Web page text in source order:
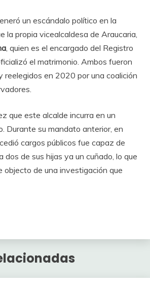
un escándalo político en la
la propia vicealcaldesa de Araucaria,
, quien es el encargado del Registro
el matrimonio. Ambos fueron
reelegidos en 2020 por una coalición
que este alcalde incurra en un
Durante su mandato anterior, en
cargos públicos fue capaz de
dos de sus hijas ya un cuñado, lo que
objecto de una investigación que